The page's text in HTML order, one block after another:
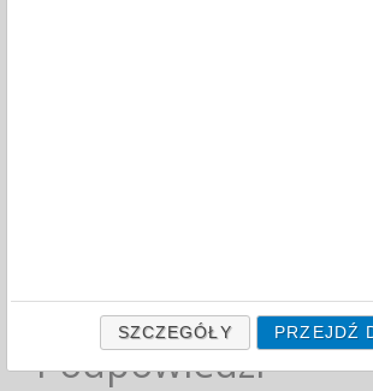
lub podana fraza "" nie została
Podpowiedzi
SZCZEGÓŁY PRZEJDŹ